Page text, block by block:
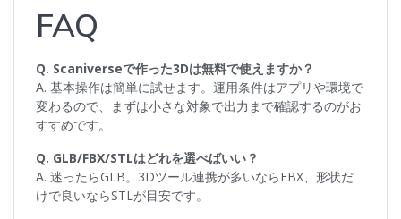
FAQ
Q. Scaniverseで作った3Dは無料で使えますか？
A. 基本操作は簡単に試せます。運用条件はアプリや環境で
変わるので、まずは小さな対象で出力まで確認するのがお
すすめです。
Q. GLB/FBX/STLはどれを選べばいい？
A. 迷ったらGLB。3Dツール連携が多いならFBX、形状だ
けで良いならSTLが目安です。